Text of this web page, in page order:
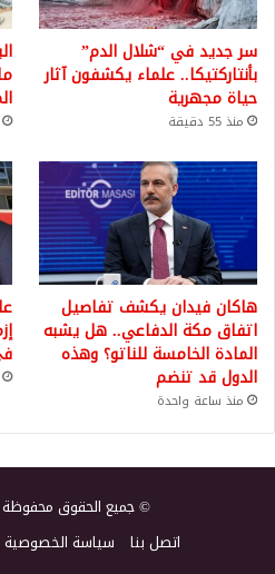
سر جديد في “شلال الدم”
بأنتاركتيكا.. علماء يكشفون آثار
حياة مجهرية
منذ 55 دقيقة
هاكان فيدان يكشف تفاصيل
اتفاق مكة الدفاعي.. هل يشبه
المادة الخامسة للناتو؟ وهذه
الدول قد تنضم
منذ ساعة واحدة
© جميع الحقوق محفوظة
اتصل بنا سياسة الخصوصية